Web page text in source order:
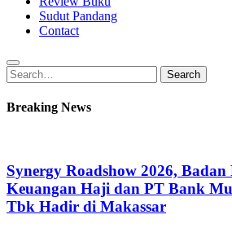
Sudut Pandang
Contact
Search
for:
Search
Breaking News
Synergy Roadshow 2026, Badan
Keuangan Haji dan PT Bank
Tbk Hadir di Makassar